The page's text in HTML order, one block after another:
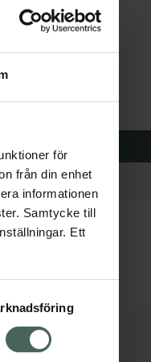
för
från din enhet
informationen
Samtycke till
Ett
gäller
kr